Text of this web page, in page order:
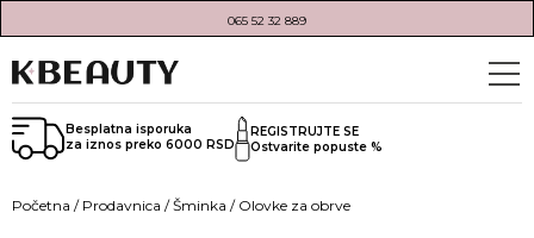
065 52 32 889
Besplatna isporuka
za iznos preko 6000 RSD
REGISTRUJTE SE
Ostvarite popuste %
Početna / Prodavnica /Šminka / Olovke za obrve